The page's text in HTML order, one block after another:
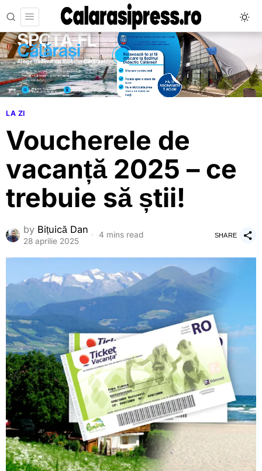
LA ZI
Voucherele de
vacanță 2025 – ce
trebuie să știi!
by Bițuică Dan
28 aprilie 2025
4 mins read SHARE